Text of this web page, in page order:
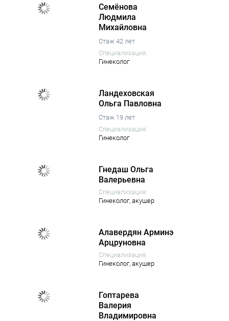
Семёнова
Людмила
Михайловна
Стаж 42 лет
Специализация:
Гинеколог
Ландеховская
Ольга Павловна
Стаж 19 лет
Специализация:
Гинеколог
Гнедаш Ольга
Валерьевна
Специализация:
Гинеколог, акушер
Алавердян Арминэ
Арцруновна
Специализация:
Гинеколог, акушер
Гоптарева
Валерия
Владимировна